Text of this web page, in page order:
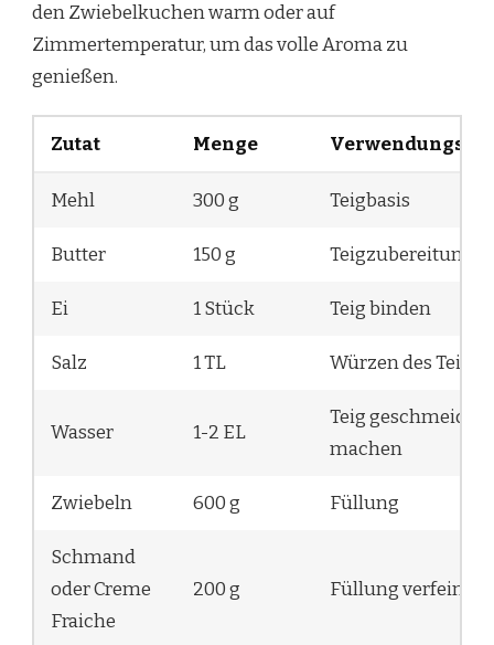
den Zwiebelkuchen warm oder auf
Zimmertemperatur, um das volle Aroma zu
genießen.
Zutat Menge
Mehl 300 g Teigbasis
Butter 150 g Teigzubereitung
Ei 1 Stück Teig binden
Salz 1 TL Würzen des Teigs
Wasser 1-2 EL
Teig geschmeidig
machen
Zwiebeln 600 g Füllung
Schmand
oder Creme
Fraiche
200 g Füllung verfeinern